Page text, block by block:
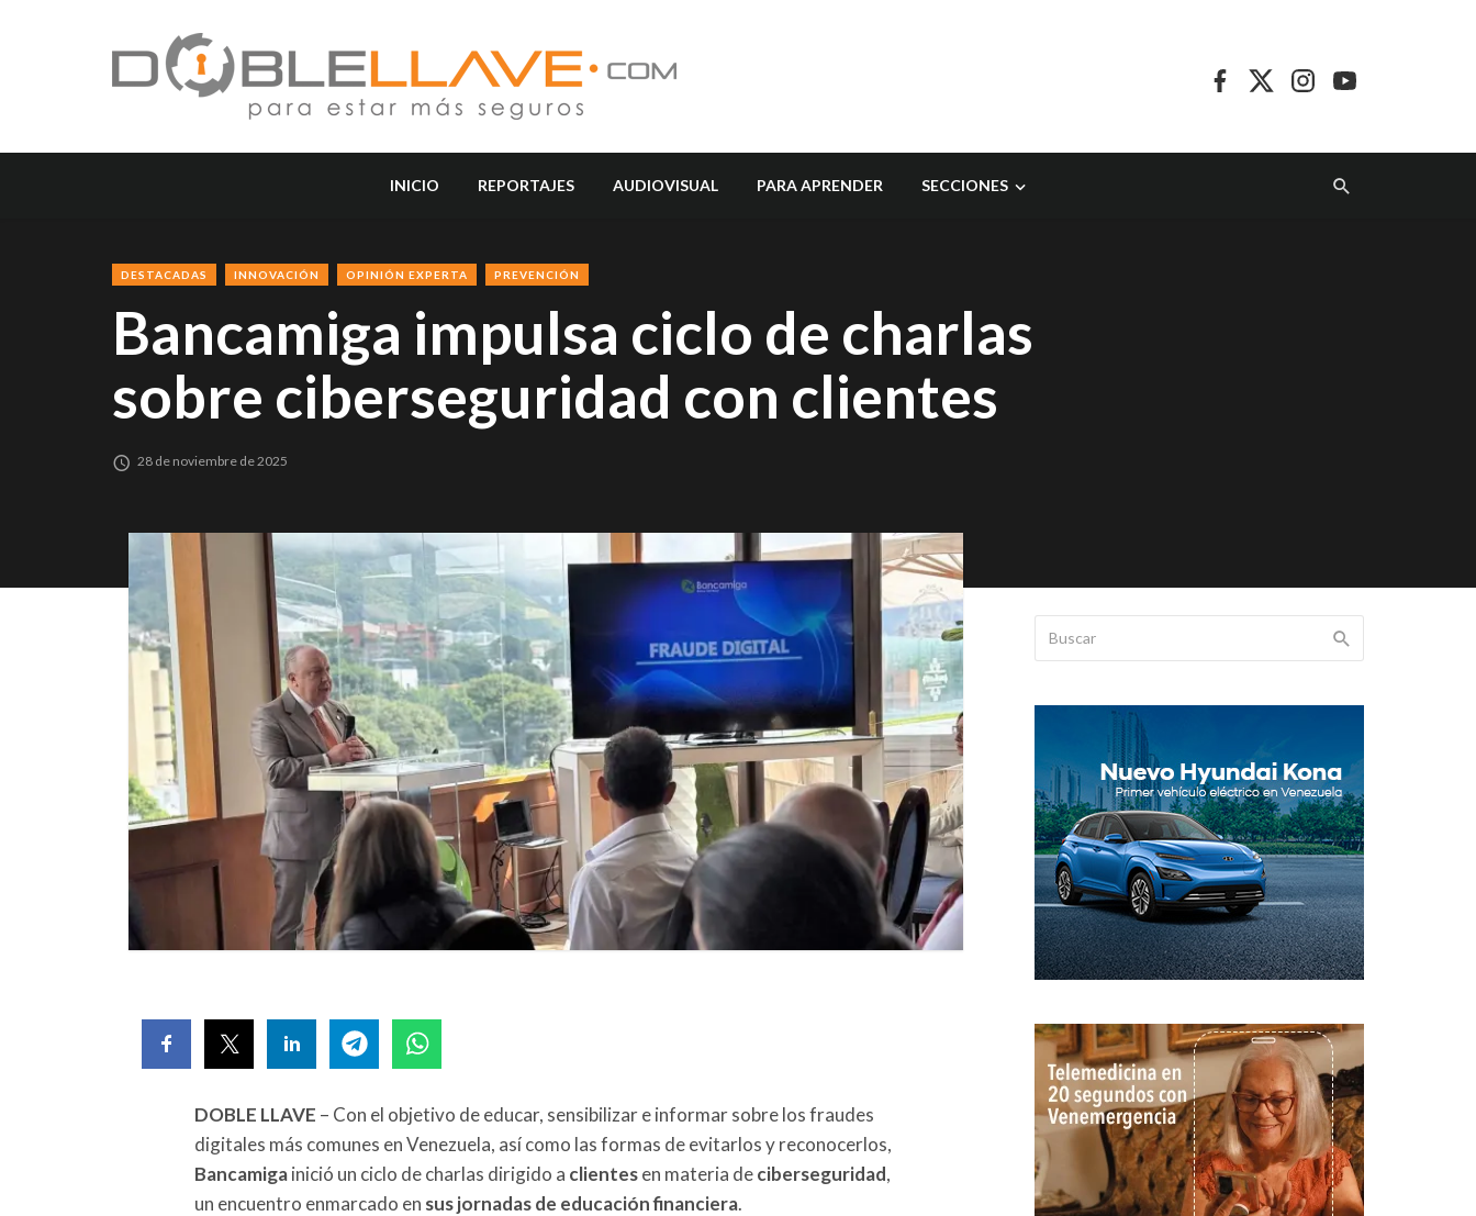
INICIO REPORTAJES AUDIOVISUAL PARA APRENDER SECCIONES
DESTACADAS INNOVACIÓN OPINIÓN EXPERTA PREVENCIÓN
Bancamiga impulsa ciclo de charlas
sobre ciberseguridad con clientes
28 de noviembre de 2025
DOBLE LLAVE – Con el objetivo de educar, sensibilizar e informar sobre los fraudes
digitales más comunes en Venezuela, así como las formas de evitarlos y reconocerlos,
Bancamigainició un ciclo de charlas dirigido a clientesen materia deciberseguridad,
un encuentro enmarcado en sus jornadas de educación financiera.